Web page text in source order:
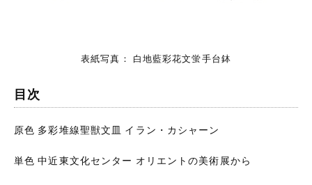
表紙写真： 白地藍彩花文蛍手台鉢
目次
原色 多彩堆線聖獣文皿 イラン・カシャーン
単色 中近東文化センター オリエントの美術展から